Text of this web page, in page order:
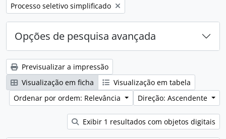
Remover filtro:
Processo seletivo simplificado
Opções de pesquisa avançada
Previsualizar a impressão
Visualização em ficha
Visualização em tabela
Ordenar por ordem: Relevância
Direção: Ascendente
Exibir 1 resultados com objetos digitais